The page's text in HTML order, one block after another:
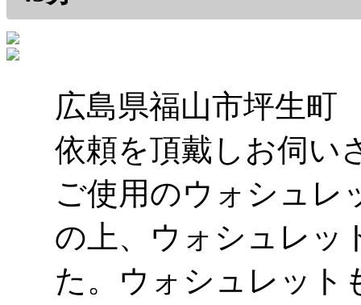
広島県福山市坪生
依頼を頂戴しお伺い
ご使用のウォシュレ
の上、ウォシュレッ
た。ウォシュレット